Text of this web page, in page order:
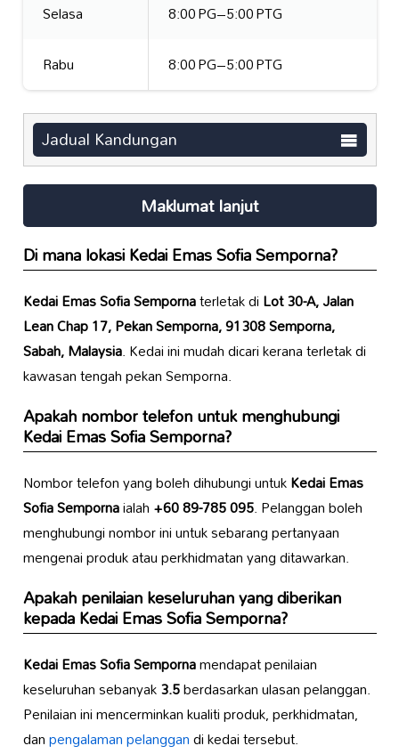
Selasa
8:00 PG–5:00 PTG
Rabu
8:00 PG–5:00 PTG
Jadual Kandungan
Maklumat lanjut
Di mana lokasiKedai Emas Sofia Semporna?
Kedai Emas Sofia Sempornaterletak diLot 30-A, Jalan
Lean Chap 17, Pekan Semporna, 91308 Semporna,
Sabah, Malaysia. Kedai ini mudah dicari kerana terletak di
kawasan tengah pekan Semporna.
Apakah nombor telefon untuk menghubungi
Kedai Emas Sofia Semporna?
Nombor telefon yang boleh dihubungi untukKedai Emas
Sofia Sempornaialah+60 89-785 095. Pelanggan boleh
menghubungi nombor ini untuk sebarang pertanyaan
mengenai produk atau perkhidmatan yang ditawarkan.
Apakah penilaian keseluruhan yang diberikan
kepadaKedai Emas Sofia Semporna?
Kedai Emas Sofia Sempornamendapat penilaian
keseluruhan sebanyak3.5berdasarkan ulasan pelanggan.
Penilaian ini mencerminkan kualiti produk, perkhidmatan,
danpengalaman pelanggandi kedai tersebut.